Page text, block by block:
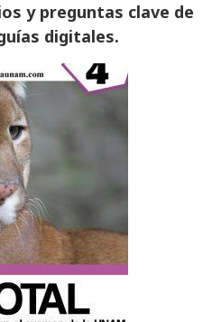
y preguntas clave de
digitales.